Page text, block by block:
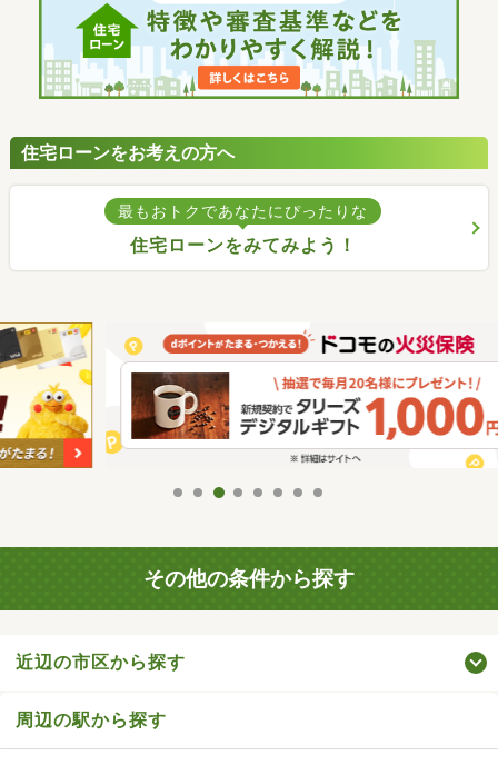
住宅ローンをお考えの方へ
最もおトクであなたにぴったりな
住宅ローンをみてみよう！
その他の条件から探す
近辺の市区から探す
周辺の駅から探す